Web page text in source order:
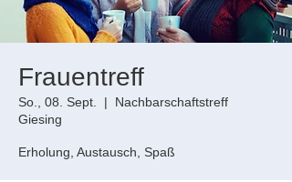
Frauentreff
So., 08. Sept.
  |
Nachbarschaftstreff
Giesing
Erholung, Austausch, Spaß